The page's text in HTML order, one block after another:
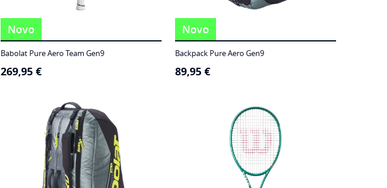
Novo
Babolat Pure Aero Team Gen9
269,95 €
Novo
Backpack Pure Aero Gen9
89,95 €